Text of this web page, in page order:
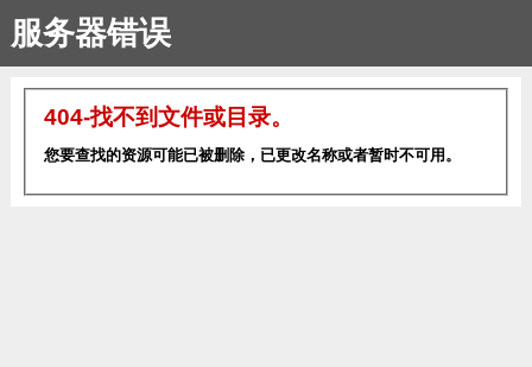
服务器错误
404-找不到文件或目录。
您要查找的资源可能已被删除，已更改名称或者暂时不可用。